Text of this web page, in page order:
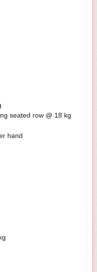
seated row @ 18 kg
hand